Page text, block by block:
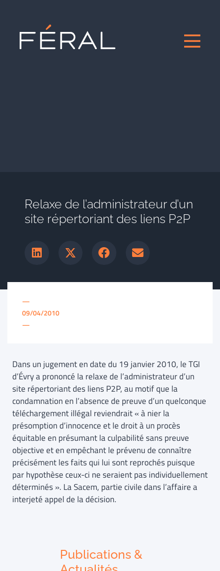
Relaxe de l’administrateur d’un
site répertoriant des liens P2P
—
09/04/2010
—
Dans un jugement en date du 19 janvier 2010, le TGI
d’Évry a prononcé la relaxe de l’administrateur d’un
site répertoriant des liens P2P, au motif que la
condamnation en l’absence de preuve d’un quelconque
téléchargement illégal reviendrait « à nier la
présomption d’innocence et le droit à un procès
équitable en présumant la culpabilité sans preuve
objective et en empêchant le prévenu de connaître
précisément les faits qui lui sont reprochés puisque
par hypothèse ceux-ci ne seraient pas individuellement
déterminés ». La Sacem, partie civile dans l’affaire a
interjeté appel de la décision.
Publications &